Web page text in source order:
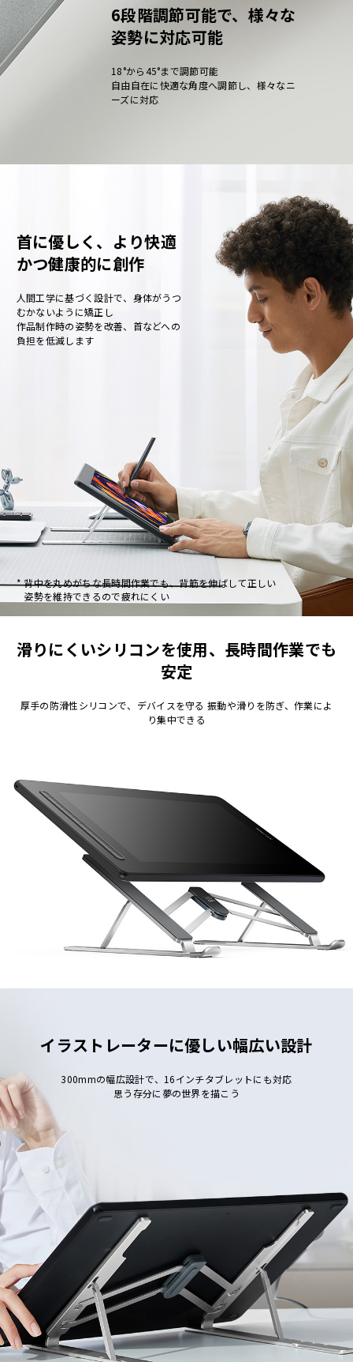
6段階調節可能で、様々な
姿勢に対応可能
18°から45°まで調節可能
自由自在に快適な角度へ調節し、様々なニ
ーズに対応
首に優しく、より快適
かつ健康的に創作
人間工学に基づく設計で、身体がうつ
むかないように矯正し
作品制作時の姿勢を改善、首などへの
負担を低減します
*背中を丸めがちな長時間作業でも、背筋を伸ばして正しい
姿勢を維持できるので疲れにくい
滑りにくいシリコンを使用、長時間作業でも
安定
厚手の防滑性シリコンで、デバイスを守る 振動や滑りを防ぎ、作業によ
り集中できる
イラストレーターに優しい幅広い設計
300mmの幅広設計で、16インチタブレットにも対応
思う存分に夢の世界を描こう